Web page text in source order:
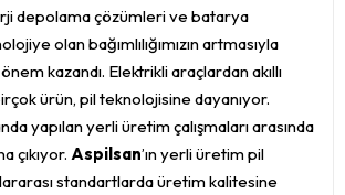
depolama çözümleri ve batarya
olan bağımlılığımızın artmasıyla
kazandı. Elektrikli araçlardan akıllı
ürün, pil teknolojisine dayanıyor.
yapılan yerli üretim çalışmaları arasında
çıkıyor. Aspilsan’ın yerli üretim pil
standartlarda üretim kalitesine